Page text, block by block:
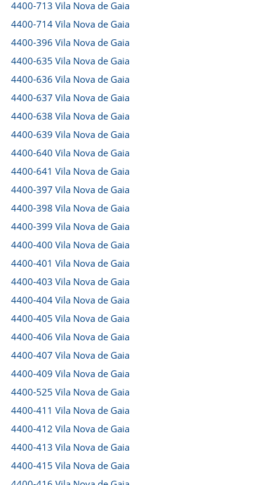
4400-713 Vila Nova de Gaia
4400-714 Vila Nova de Gaia
4400-396 Vila Nova de Gaia
4400-635 Vila Nova de Gaia
4400-636 Vila Nova de Gaia
4400-637 Vila Nova de Gaia
4400-638 Vila Nova de Gaia
4400-639 Vila Nova de Gaia
4400-640 Vila Nova de Gaia
4400-641 Vila Nova de Gaia
4400-397 Vila Nova de Gaia
4400-398 Vila Nova de Gaia
4400-399 Vila Nova de Gaia
4400-400 Vila Nova de Gaia
4400-401 Vila Nova de Gaia
4400-403 Vila Nova de Gaia
4400-404 Vila Nova de Gaia
4400-405 Vila Nova de Gaia
4400-406 Vila Nova de Gaia
4400-407 Vila Nova de Gaia
4400-409 Vila Nova de Gaia
4400-525 Vila Nova de Gaia
4400-411 Vila Nova de Gaia
4400-412 Vila Nova de Gaia
4400-413 Vila Nova de Gaia
4400-415 Vila Nova de Gaia